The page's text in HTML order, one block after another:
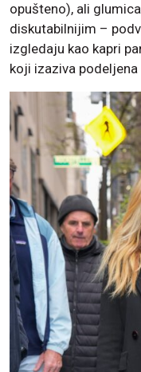
opušteno), ali
diskutabilnijim –
izgledaju kao kapri
koji izaziva